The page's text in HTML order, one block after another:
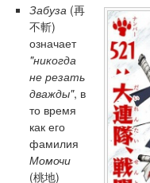
Забуза (再
不斬)
означает
"никогда
не резать
дважды", в
то время
как его
фамилия
Момочи
(桃地)